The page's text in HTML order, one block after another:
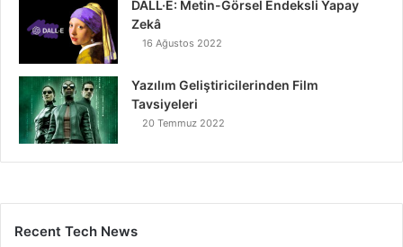
DALL·E: Metin-Görsel Endeksli Yapay
Zekâ
16 Ağustos 2022
Yazılım Geliştiricilerinden Film
Tavsiyeleri
20 Temmuz 2022
Recent Tech News